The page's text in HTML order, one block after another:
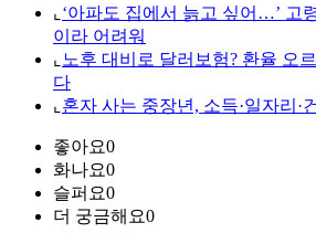
⌞ ‘아파도 집에서 늙고 싶어…’ 고
이라 어려워
⌞ 노후 대비로 달러보험? 환율 오
다
⌞ 혼자 사는 중장년, 소득·일자리·
좋아요0
화나요0
슬퍼요0
더 궁금해요0